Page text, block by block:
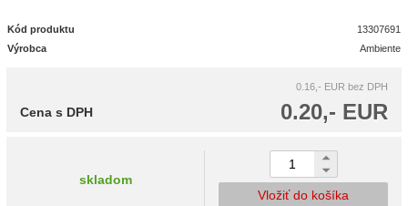
Kód produktu
13307691
Výrobca
Ambiente
0.16,- EUR bez DPH
0.20,- EUR
Cena s DPH
skladom
Vložiť do košíka